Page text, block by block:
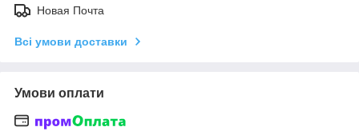
Новая Почта
Всі умови доставки
Умови оплати